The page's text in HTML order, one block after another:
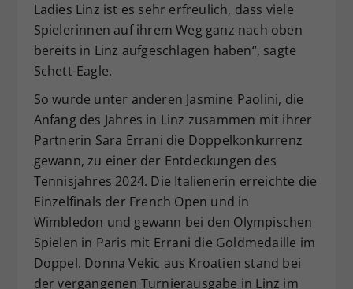
Ladies Linz ist es sehr erfreulich, dass viele
Spielerinnen auf ihrem Weg ganz nach oben
bereits in Linz aufgeschlagen haben“, sagte
Schett-Eagle.
So wurde unter anderen Jasmine Paolini, die
Anfang des Jahres in Linz zusammen mit ihrer
Partnerin Sara Errani die Doppelkonkurrenz
gewann, zu einer der Entdeckungen des
Tennisjahres 2024. Die Italienerin erreichte die
Einzelfinals der French Open und in
Wimbledon und gewann bei den Olympischen
Spielen in Paris mit Errani die Goldmedaille im
Doppel. Donna Vekic aus Kroatien stand bei
der vergangenen Turnierausgabe in Linz im